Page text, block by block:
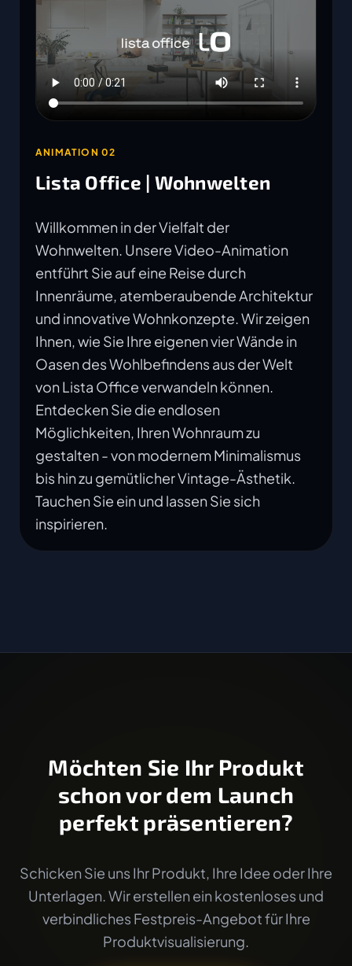
ANIMATION 02
Lista Office | Wohnwelten
Willkommen in der Vielfalt der
Wohnwelten. Unsere Video-Animation
entführt Sie auf eine Reise durch
Innenräume, atemberaubende Architektur
und innovative Wohnkonzepte. Wir zeigen
Ihnen, wie Sie Ihre eigenen vier Wände in
Oasen des Wohlbefindens aus der Welt
von Lista Office verwandeln können.
Entdecken Sie die endlosen
Möglichkeiten, Ihren Wohnraum zu
gestalten - von modernem Minimalismus
bis hin zu gemütlicher Vintage-Ästhetik.
Tauchen Sie ein und lassen Sie sich
inspirieren.
Möchten Sie Ihr Produkt
schon vor dem Launch
perfekt präsentieren?
Schicken Sie uns Ihr Produkt, Ihre Idee oder Ihre
Unterlagen. Wir erstellen ein kostenloses und
verbindliches Festpreis-Angebot für Ihre
Produktvisualisierung.